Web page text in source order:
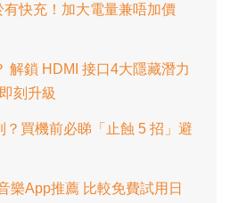
有快充！加大電量兼唔加價
解鎖 HDMI 接口4大隱藏潛力
刻升級
？買機前必睇「止蝕 5 招」避
樂App推薦 比較免費試用日